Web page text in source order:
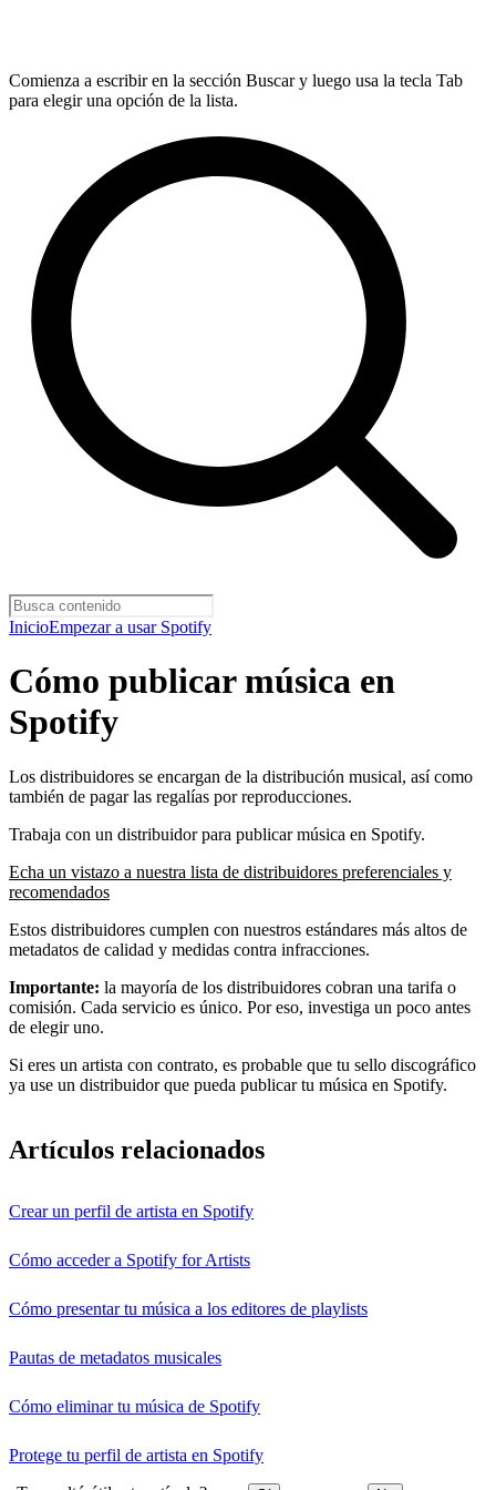
Comienza a escribir en la sección Buscar y luego usa la tecla Tab
para elegir una opción de la lista.
InicioEmpezar a usar Spotify
Cómo publicar música en
Spotify
Los distribuidores se encargan de la distribución musical, así como
también de pagar las regalías por reproducciones.
Trabaja con un distribuidor para publicar música en Spotify.
Echa un vistazo a nuestra lista de distribuidores preferenciales y
recomendados
Estos distribuidores cumplen con nuestros estándares más altos de
metadatos de calidad y medidas contra infracciones.
Importante: la mayoría de los distribuidores cobran una tarifa o
comisión. Cada servicio es único. Por eso, investiga un poco antes
de elegir uno.
Si eres un artista con contrato, es probable que tu sello discográfico
ya use un distribuidor que pueda publicar tu música en Spotify.
Artículos relacionados
Crear un perfil de artista en Spotify
Cómo acceder a Spotify for Artists
Cómo presentar tu música a los editores de playlists
Pautas de metadatos musicales
Cómo eliminar tu música de Spotify
Protege tu perfil de artista en Spotify